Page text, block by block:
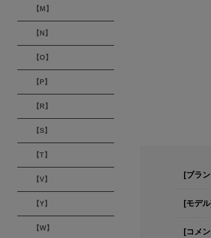
[ブラ
[モデ
[コメ
【M】
【N】
【O】
【P】
【R】
【S】
【T】
【V】
【Y】
【W】